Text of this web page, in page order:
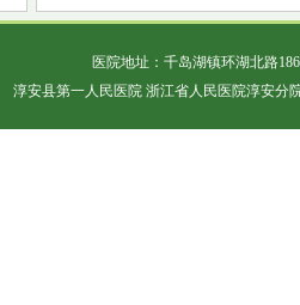
医院地址：千岛湖镇环湖北路
淳安县第一人民医院 浙江省人民医院淳安分